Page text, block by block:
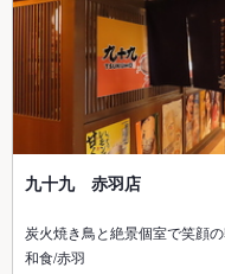
九十九 赤羽店
炭火焼き鳥と絶景個室で笑顔の
和食/赤羽